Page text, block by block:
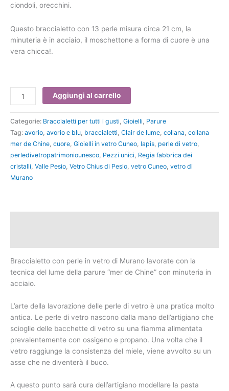
ciondoli, orecchini.
Questo braccialetto con 13 perle misura circa 21 cm, la
minuteria è in acciaio, il moschettone a forma di cuore è una
vera chicca!.
Aggiungi al carrello
Categorie: Braccialetti per tutti i gusti, Gioielli, Parure
Tag: avorio, avorio e blu, braccialetti, Clair de lume, collana, collana
mer de Chine, cuore, Gioielli in vetro Cuneo, lapis, perle di vetro,
perledivetropatrimoniounesco, Pezzi unici, Regia fabbrica dei
cristalli, Valle Pesio, Vetro Chius di Pesio, vetro Cuneo, vetro di
Murano
Braccialetto con perle in vetro di Murano lavorate con la
tecnica del lume della parure “mer de Chine” con minuteria in
acciaio.
L’arte della lavorazione delle perle di vetro è una pratica molto
antica. Le perle di vetro nascono dalla mano dell’artigiano che
scioglie delle bacchette di vetro su una fiamma alimentata
prevalentemente con ossigeno e propano. Una volta che il
vetro raggiunge la consistenza del miele, viene avvolto su un
asse che ne diventerà il buco.
A questo punto sarà cura dell’artigiano modellare la pasta